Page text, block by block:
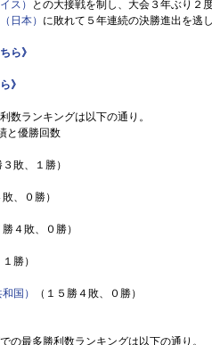
ス）
との大接戦を制し、大会３年ぶり２
日本） に敗れて５年連続の決勝進出を逃し
ら》
》
数ランキングは以下の通り。
と優勝回数
敗、１勝）
、０勝）
勝４敗、０勝）
勝）
国） （１５勝４敗、０勝）
の最多勝利数ランキングは以下の通り。